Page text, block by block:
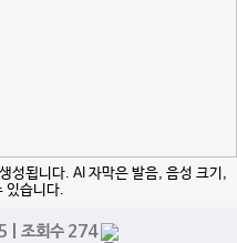
성됩니다. AI 자막은 발음, 음성 크기,
있습니다.
| 조회수 274